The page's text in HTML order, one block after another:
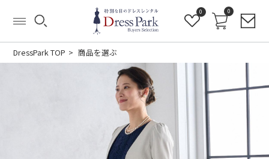
0 0
DressPark TOP 商品を選ぶ